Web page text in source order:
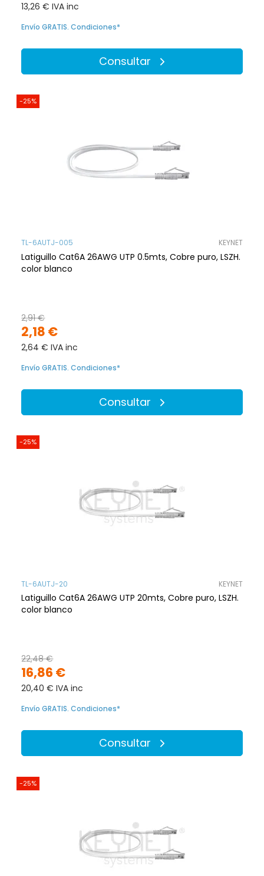
13,26 € IVA inc
Envío GRATIS. Condiciones*
Consultar
-25%
TL-6AUTJ-005 KEYNET
Latiguillo Cat6A 26AWG UTP 0.5mts, Cobre puro, LSZH.
color blanco
2,18 €
2,91 €
2,64 € IVA inc
Envío GRATIS. Condiciones*
Consultar
-25%
TL-6AUTJ-20 KEYNET
Latiguillo Cat6A 26AWG UTP 20mts, Cobre puro, LSZH.
color blanco
16,86 €
22,48 €
20,40 € IVA inc
Envío GRATIS. Condiciones*
Consultar
-25%